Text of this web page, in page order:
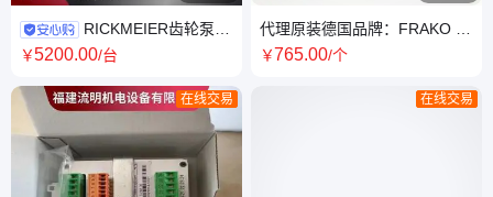
RICKMEIER齿轮泵/
减压阀/调节阀/油泵瑞克梅尔
￥5200.00/台
在线交易
代理原装德国品牌：FRAKO 补
偿电容 LKT 15,0-440-DP
￥765.00/个
在线交易